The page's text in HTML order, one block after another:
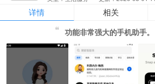
详情 相关
功能非常强大的手机助手。